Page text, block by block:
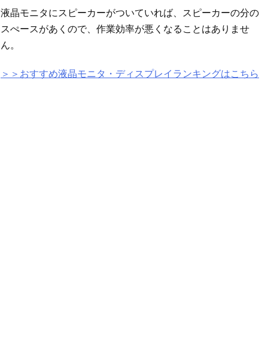
液晶モニタにスピーカーがついていれば、スピーカーの分の
スぺースがあくので、作業効率が悪くなることはありませ
ん。
＞＞おすすめ液晶モニタ・ディスプレイランキングはこちら